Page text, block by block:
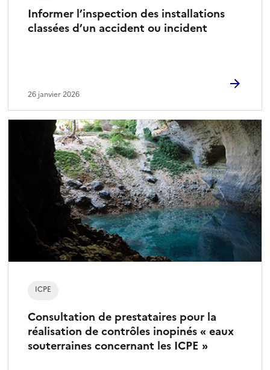
Informer l’inspection des installations
classées d’un accident ou incident
26 janvier 2026
Consultation de prestataires pour la
réalisation de contrôles inopinés « eaux
souterraines concernant les ICPE »
ICPE